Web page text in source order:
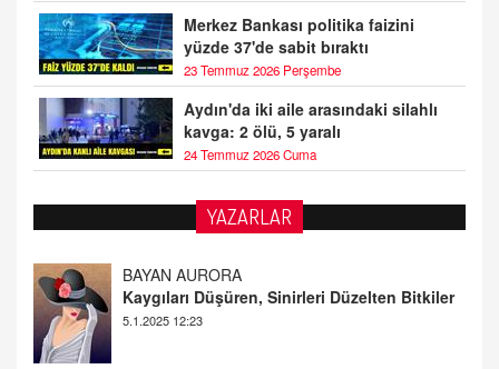
Merkez Bankası politika faizini
yüzde 37'de sabit bıraktı
23 Temmuz 2026 Perşembe
Aydın'da iki aile arasındaki silahlı
kavga: 2 ölü, 5 yaralı
24 Temmuz 2026 Cuma
YAZARLAR
BAYAN AURORA
Kaygıları Düşüren, Sinirleri Düzelten Bitkiler
5.1.2025 12:23